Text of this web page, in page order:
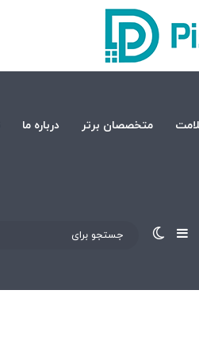
متخصصان برتر درباره ما
نوارکناریتغییر پوسته